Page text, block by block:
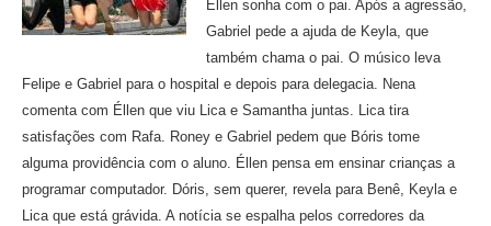
Éllen sonha com o pai. Após a agressão,
Gabriel pede a ajuda de Keyla, que
também chama o pai. O músico leva
Felipe e Gabriel para o hospital e depois para delegacia. Nena
comenta com Éllen que viu Lica e Samantha juntas. Lica tira
satisfações com Rafa. Roney e Gabriel pedem que Bóris tome
alguma providência com o aluno. Éllen pensa em ensinar crianças a
programar computador. Dóris, sem querer, revela para Benê, Keyla e
Lica que está grávida. A notícia se espalha pelos corredores da